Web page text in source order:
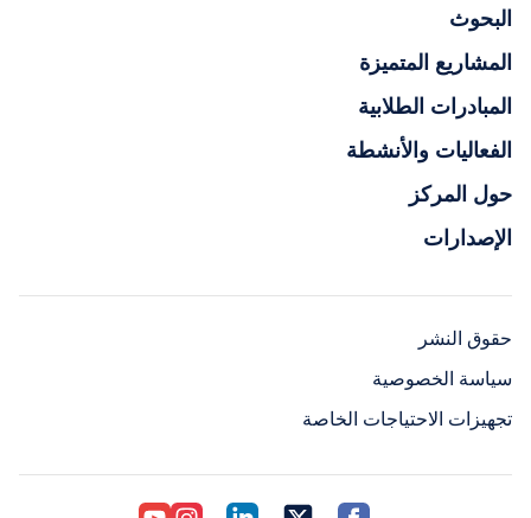
البحوث
المشاريع المتميزة
المبادرات الطلابية
الفعاليات والأنشطة
حول المركز
الإصدارات
حقوق النشر
سياسة الخصوصية
تجهيزات الاحتياجات الخاصة